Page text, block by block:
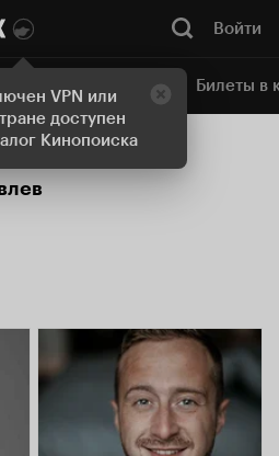
VPN или
доступен
Кинопоиска
Войти
Онлайн-кинотеатр Билеты в